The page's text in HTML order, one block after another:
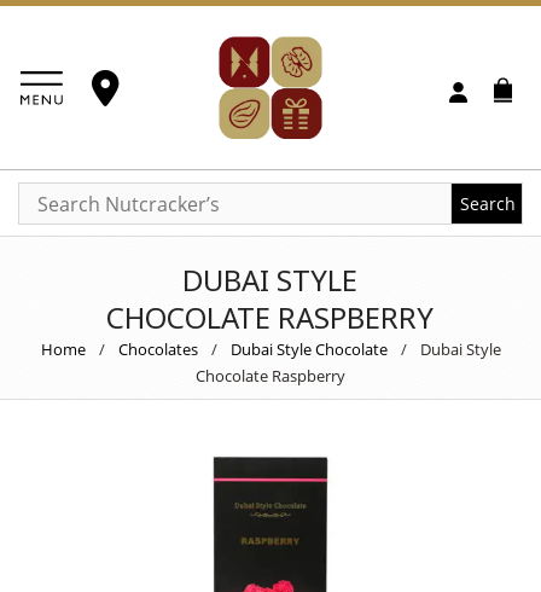
Search
DUBAI STYLE
CHOCOLATE RASPBERRY
Home / Chocolates / Dubai Style Chocolate /
Dubai Style
Chocolate Raspberry